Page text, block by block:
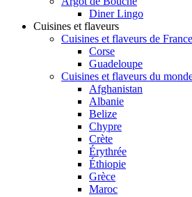
Diner Lingo
Cuisines et flaveurs
Cuisines et flaveurs de France
Corse
Guadeloupe
Cuisines et flaveurs du
Afghanistan
Albanie
Belize
Chypre
Crète
Érythrée
Éthiopie
Grèce
Maroc